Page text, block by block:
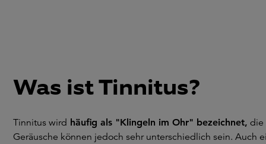
Was ist Tinnitus?
Tinnitus wird häufig als "Klingeln im Ohr" bezeichnet, die
Geräusche können jedoch sehr unterschiedlich sein. Auch